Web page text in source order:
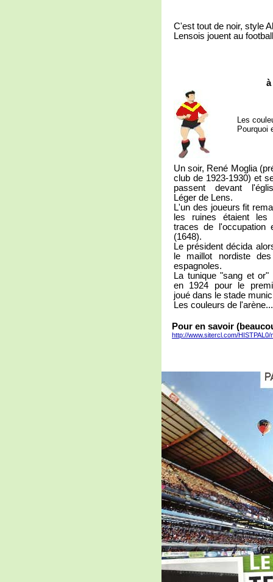
C'est tout de noir, style
Lensois jouent au
à
Les
Pourquoi
Un soir, René Moglia
club de 1923-1930) et
passent devant
Léger de Lens.
L'un des joueurs fit
les ruines étaient les
traces de l'occupation
(1648).
Le président décida
le maillot nordiste
espagnoles.
La tunique "sang et or"
en 1924 pour le
joué dans le stade
Les couleurs de l'arène...
Pour en savoir
http://www.sitercl.com/HISTPAL0/